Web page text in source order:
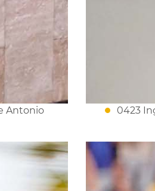
Antonio
0423